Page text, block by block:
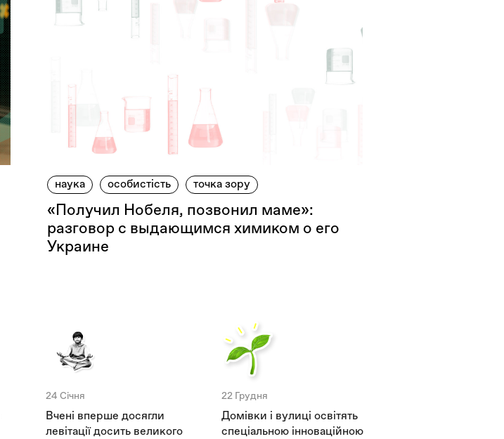
наука особистість точка зору
«Получил Нобеля, позвонил маме»:
разговор с выдающимся химиком о его
Украине
24 Січня
Вчені вперше досягли
левітації досить великого
22 Грудня
Домівки і вулиці освітять
спеціальною інноваційною